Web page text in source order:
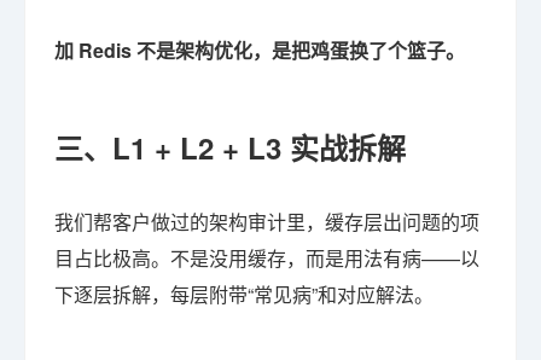
加 Redis 不是架构优化，是把鸡蛋换了个篮子。
三、L1 + L2 + L3 实战拆解
我们帮客户做过的架构审计里，缓存层出问题的项
目占比极高。不是没用缓存，而是用法有病——以
下逐层拆解，每层附带“常见病”和对应解法。